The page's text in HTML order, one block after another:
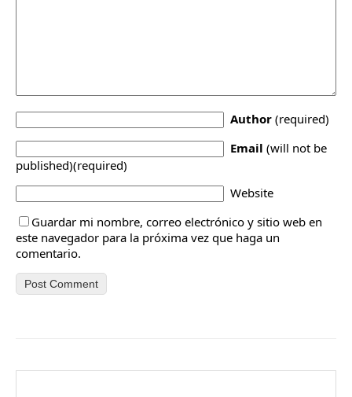
Author (required)
Email (will not be
published)(required)
Website
Guardar mi nombre, correo electrónico y sitio web en
este navegador para la próxima vez que haga un
comentario.